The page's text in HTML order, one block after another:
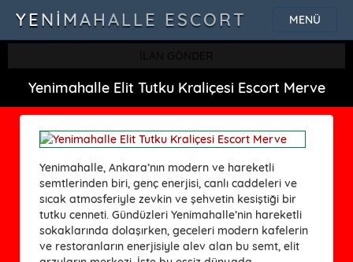
MENÜ
YENIMAHALLE ESCORT
Yenimahalle Elit Tutku Kraliçesi Escort Merve
Yenimahalle, Ankara’nın modern ve hareketli
semtlerinden biri, genç enerjisi, canlı caddeleri ve
sıcak atmosferiyle zevkin ve şehvetin kesiştiği bir
tutku cenneti. Gündüzleri Yenimahalle’nin hareketli
sokaklarında dolaşırken, geceleri modern kafelerin
ve restoranların enerjisiyle alev alan bu semt, elit